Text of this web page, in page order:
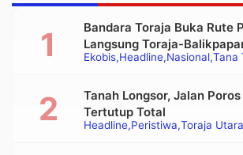
Ekobis Headline Nasional Tana
Bandara Toraja Buka Rute
Langsung Toraja-
Headline Peristiwa Toraja Utara
Tanah Longsor, Jalan Poros
Tertutup Total